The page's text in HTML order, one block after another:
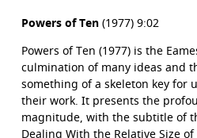
Powers of Ten(1977) 9:02
Powers of Ten (1977) is the
culmination of many ideas and
something of a skeleton key for
their work. It presents the
magnitude, with the subtitle of
Dealing With the Relative Size